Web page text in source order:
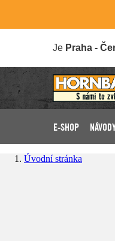
Je Praha -
E-SHOP
Úvodní stránka